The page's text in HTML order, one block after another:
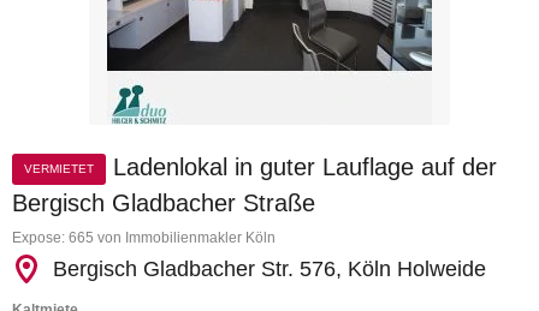
VERMIETET
Ladenlokal in guter Lauflage auf der
Bergisch Gladbacher Straße
Expose: 665 von Immobilienmakler Köln
Bergisch Gladbacher Str. 576, Köln Holweide